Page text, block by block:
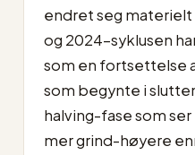
endret seg
og 2024-syklusen
som en fortsettelse
som begynte i
halving-fase som
mer grind-høyere